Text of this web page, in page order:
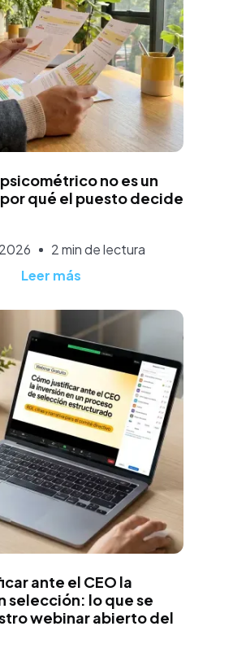
Luis Lopéz
no es un
qué el puesto decide
2 min de lectura
Leer más
Luis Lopéz
ante el CEO la
selección: lo que se
webinar abierto del